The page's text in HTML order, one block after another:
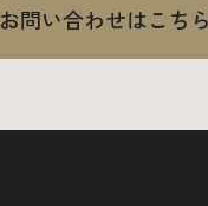
お問い合わせはこちら